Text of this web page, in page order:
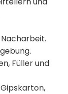
Füller und